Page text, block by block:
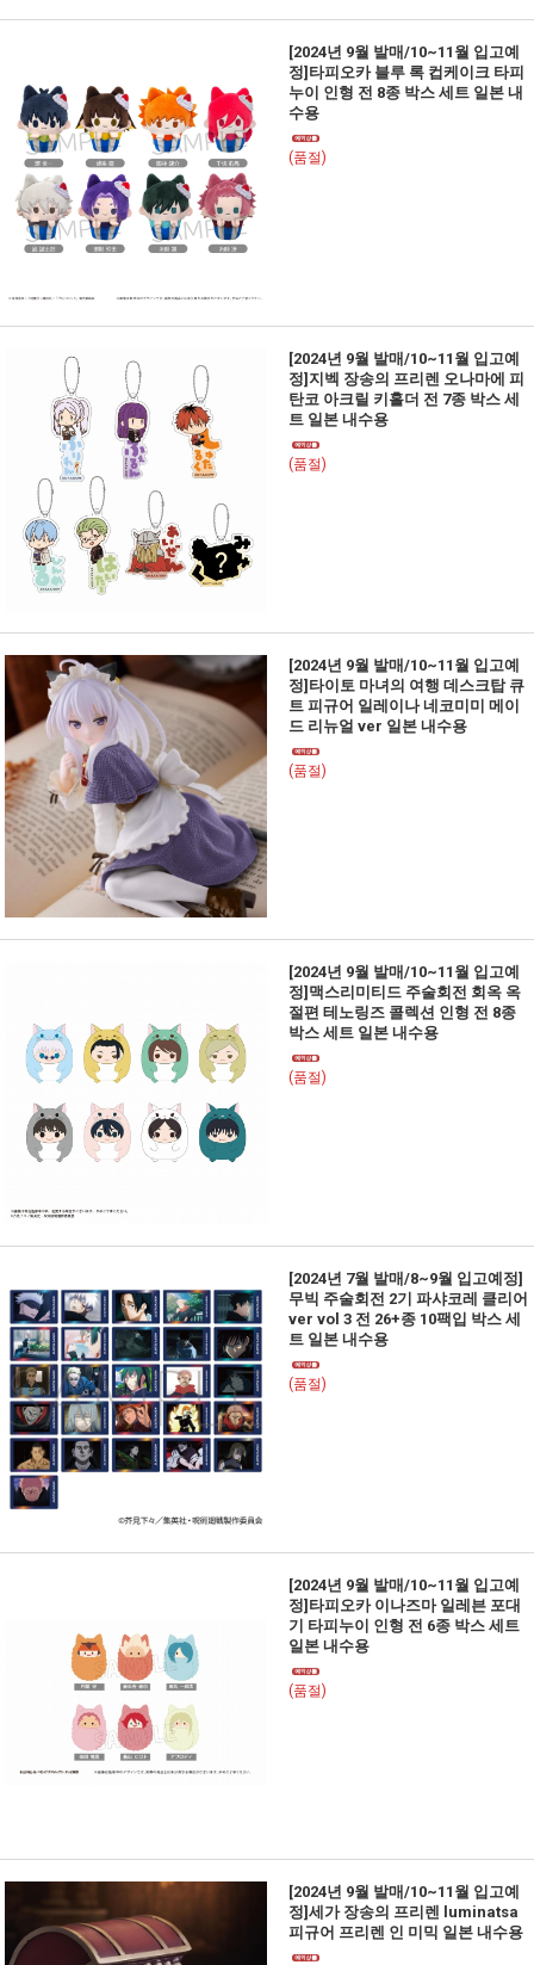
[2024년 9월 발매/10~11월 입고예
정]타피오카 블루 록 컵케이크 타피
누이 인형 전 8종 박스 세트 일본 내
수용
(품절)
[2024년 9월 발매/10~11월 입고예
정]지벡 장송의 프리렌 오나마에 피
탄코 아크릴 키홀더 전 7종 박스 세
트 일본 내수용
(품절)
[2024년 9월 발매/10~11월 입고예
정]타이토 마녀의 여행 데스크탑 큐
트 피규어 일레이나 네코미미 메이
드 리뉴얼 ver 일본 내수용
(품절)
[2024년 9월 발매/10~11월 입고예
정]맥스리미티드 주술회전 회옥 옥
절편 테노링즈 콜렉션 인형 전 8종
박스 세트 일본 내수용
(품절)
[2024년 7월 발매/8~9월 입고예정]
무빅 주술회전 2기 파샤코레 클리어
ver vol 3 전 26+종 10팩입 박스 세
트 일본 내수용
(품절)
[2024년 9월 발매/10~11월 입고예
정]타피오카 이나즈마 일레븐 포대
기 타피누이 인형 전 6종 박스 세트
일본 내수용
(품절)
[2024년 9월 발매/10~11월 입고예
정]세가 장송의 프리렌 luminatsa
피규어 프리렌 인 미믹 일본 내수용